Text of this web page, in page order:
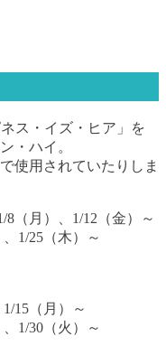
ス・イズ・ヒア」を
・ハイ。
使用されていたりしま
8（月）、1/12（金）～
1/25（木）～
15（月）～
1/30（火）～